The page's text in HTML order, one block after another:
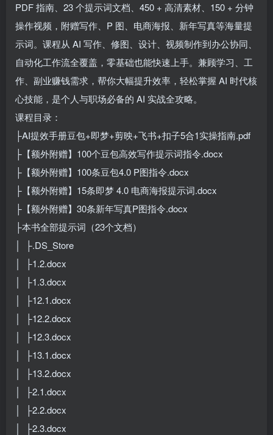
PDF 指南、23 个提示词文档、450 + 高清素材、150 + 分钟
操作视频，附赠写作、P 图、电商海报、新年写真等海量提
示词。课程从 AI 写作、修图、设计、视频制作到办公协同、
自动化工作流全覆盖，零基础也能快速上手。兼顾学习、工
作、副业赚钱需求，帮你大幅提升效率，轻松掌握 AI 时代核
心技能，是个人与职场必备的 AI 实战全攻略。
课程目录：
├AI提效手册豆包+即梦+剪映+飞书+扣子5合1实操指南.pdf
├【额外附赠】100个豆包高效写作提示词指令.docx
├【额外附赠】100条豆包4.0 P图指令.docx
├【额外附赠】15条即梦 4.0 电商海报提示词.docx
├【额外附赠】30条新年写真P图指令.docx
├本书全部提示词（23个文档）
│ ├.DS_Store
│ ├1.2.docx
│ ├1.3.docx
│ ├12.1.docx
│ ├12.2.docx
│ ├12.3.docx
│ ├13.1.docx
│ ├13.2.docx
│ ├2.1.docx
│ ├2.2.docx
│ ├2.3.docx